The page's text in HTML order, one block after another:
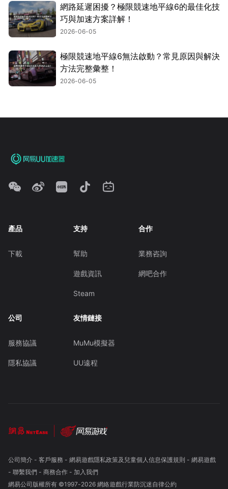
網路延遲困擾？極限競速地平線6的最佳化技
巧與加速方案詳解！
2026-06-05
極限競速地平線6無法啟動？常見原因與解決
方法完整彙整！
2026-06-05
產品
下載
支持
幫助
遊戲資訊
Steam
合作
業務咨詢
網吧合作
公司
服務協議
隱私協議
友情鏈接
MuMu模擬器
UU遠程
公司簡介- 客戶服務 - 網易遊戲隱私政策及兒童個人信息保護規則 - 網易遊戲
- 聯繫我們- 商務合作- 加入我們
網易公司版權所有 ©1997-2026 網絡遊戲行業防沉迷自律公約